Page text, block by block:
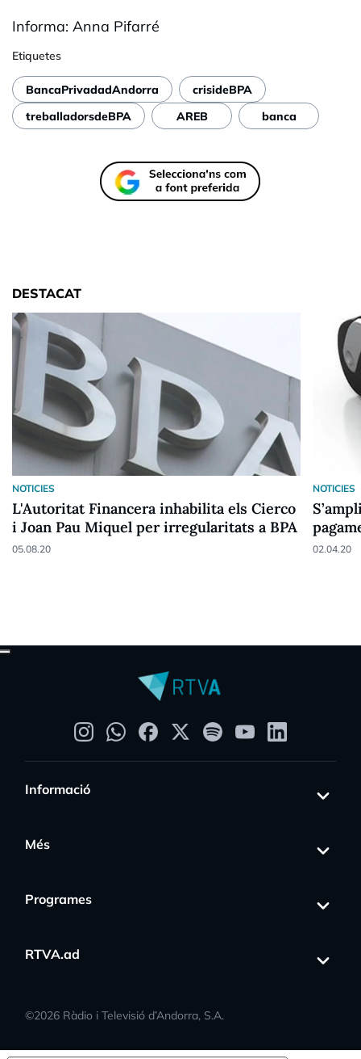
Informa: Anna Pifarré
Etiquetes
BancaPrivadadAndorra
crisideBPA
treballadorsdeBPA
AREB banca
DESTACAT
NOTICIES
L'Autoritat Financera inhabilita els Cierco
i Joan Pau Miquel per irregularitats a BPA
05.08.20
NOTICIES
02.04.20
Informació
Més
Programes
RTVA.ad
©2026 Ràdio i Televisió d’Andorra, S.A.